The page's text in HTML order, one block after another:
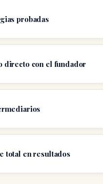
probadas
directo con el fundador
total en resultados